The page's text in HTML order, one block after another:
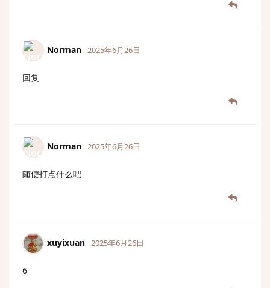
Norman 2025年6月26日
回复
Norman 2025年6月26日
随便打点什么吧
xuyixuan 2025年6月26日
6